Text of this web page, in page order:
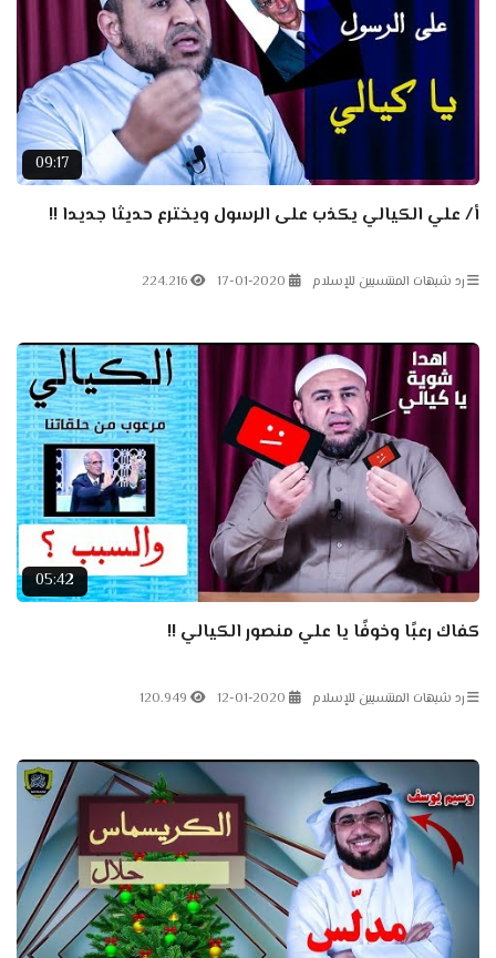
09:17
أ/ علي الكيالي يكذب على الرسول ويخترع حديثا جديدا !!
رد شبهات المنتسبين للإسلام 17-01-2020
224.216
05:42
كفاك رعبًا وخوفًا يا علي منصور الكيالي !!
رد شبهات المنتسبين للإسلام 12-01-2020
120.949